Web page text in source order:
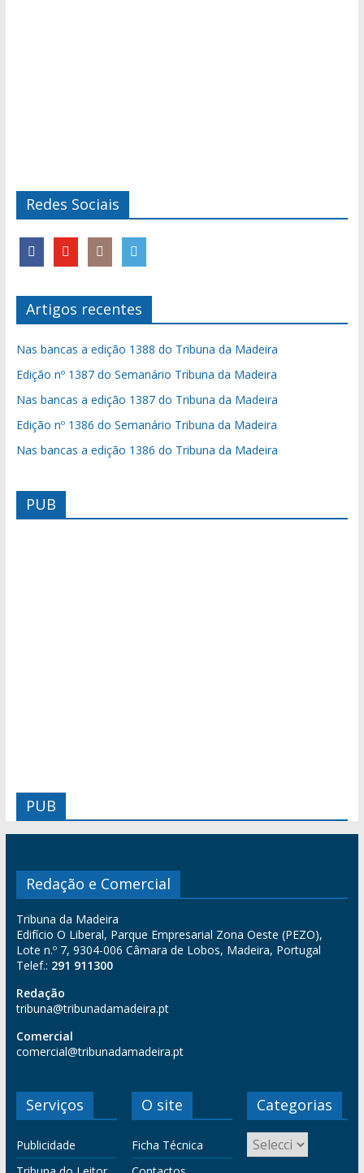
Redes Sociais
Artigos recentes
Nas bancas a edição 1388 do Tribuna da Madeira
Edição nº 1387 do Semanário Tribuna da Madeira
Nas bancas a edição 1387 do Tribuna da Madeira
Edição nº 1386 do Semanário Tribuna da Madeira
Nas bancas a edição 1386 do Tribuna da Madeira
PUB
PUB
Redação e Comercial
Tribuna da Madeira
Edifício O Liberal, Parque Empresarial Zona Oeste (PEZO),
Lote n.º 7, 9304-006 Câmara de Lobos, Madeira, Portugal
Telef.: 291 911300
Redação
tribuna@tribunadamadeira.pt
Comercial
comercial@tribunadamadeira.pt
Serviços
Publicidade
O site
Ficha Técnica
Categorias